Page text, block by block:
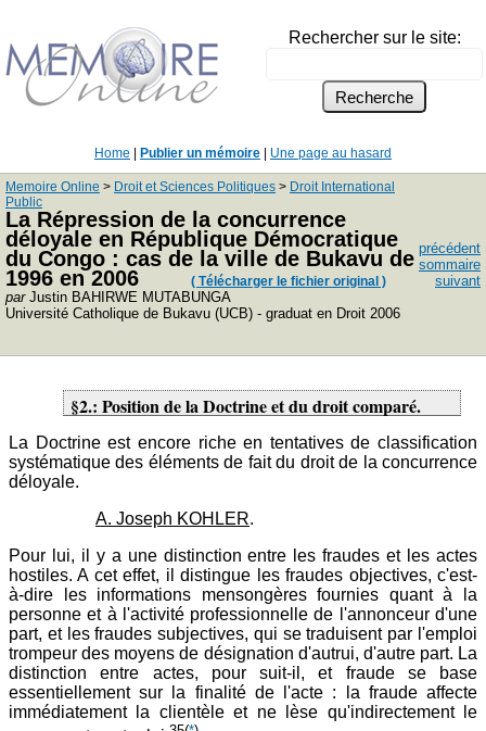
Rechercher sur le site:
Home Publier un mémoire Une page au hasard
Memoire Online > Droit et Sciences Politiques > Droit International
Public
La Répression de la concurrence
déloyale en République Démocratique
du Congo : cas de la ville de Bukavu de
1996 en 2006
( Télécharger le fichier original )
parJustin BAHIRWE MUTABUNGA
Université Catholique de Bukavu (UCB) - graduat en Droit 2006
précédent
sommaire
suivant
§2.: Position de la Doctrine et du droit comparé.
La Doctrine est encore riche en tentatives de classification
systématique des éléments de fait du droit de la concurrence
déloyale.
A. Joseph KOHLER.
Pour lui, il y a une distinction entre les fraudes et les actes
hostiles. A cet effet, il distingue les fraudes objectives, c'est-
à-dire les informations mensongères fournies quant à la
personne et à l'activité professionnelle de l'annonceur d'une
part, et les fraudes subjectives, qui se traduisent par l'emploi
trompeur des moyens de désignation d'autrui, d'autre part. La
distinction entre actes, pour suit-il, et fraude se base
essentiellement sur la finalité de l'acte : la fraude affecte
immédiatement la clientèle et ne lèse qu'indirectement le